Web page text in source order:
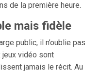
de la première heure.
mais fidèle
public, il n’oublie pas
vidéo sont
jamais le récit. Au